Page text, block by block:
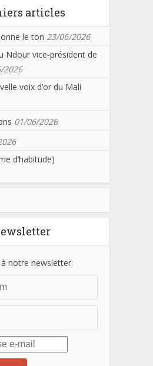
articles
le ton 23/06/2026
Ndour vice-président de
2026
voix d’or du Mali
01/06/2026
d’habitude)
notre newsletter: